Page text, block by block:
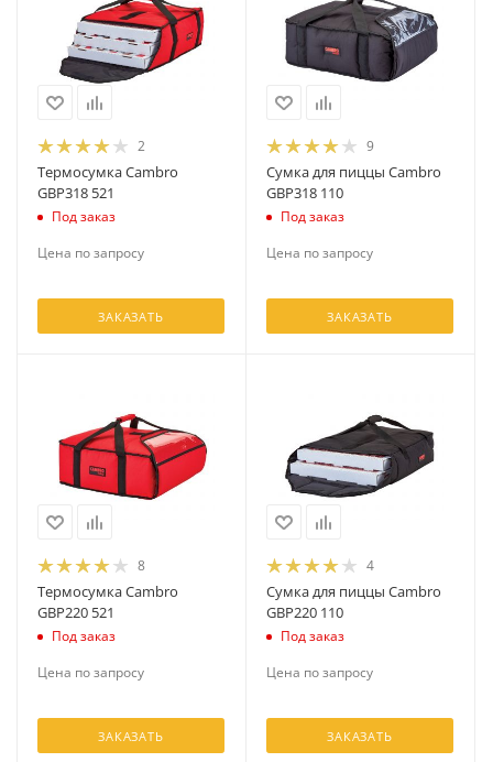
2
Термосумка Cambro
GBP318 521
Под заказ
Цена по запросу
ЗАКАЗАТЬ
9
Сумка для пиццы Cambro
GBP318 110
Под заказ
Цена по запросу
ЗАКАЗАТЬ
8
Термосумка Cambro
GBP220 521
Под заказ
Цена по запросу
ЗАКАЗАТЬ
4
Сумка для пиццы Cambro
GBP220 110
Под заказ
Цена по запросу
ЗАКАЗАТЬ